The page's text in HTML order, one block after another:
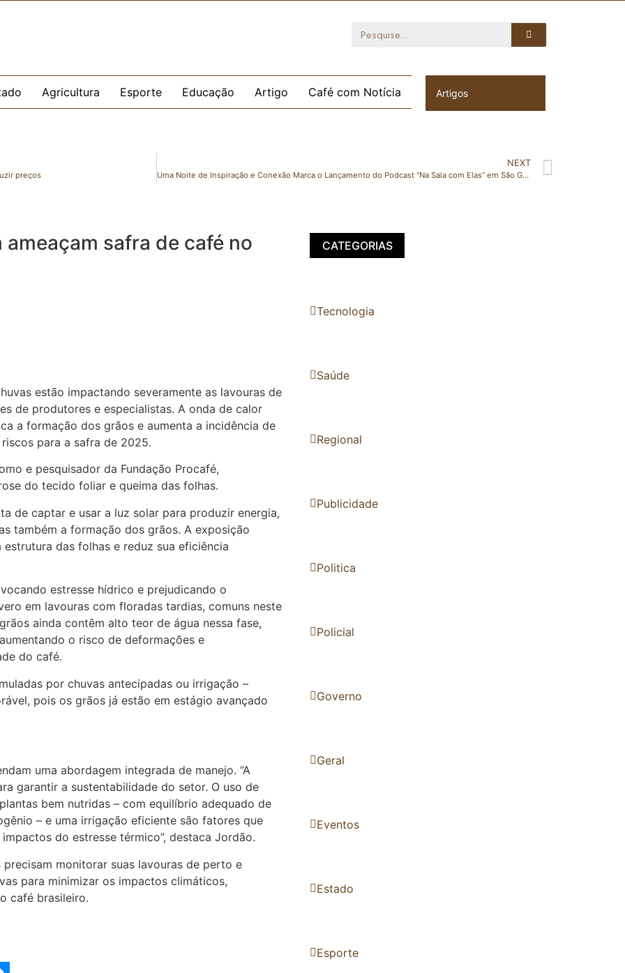
Agricultura Esporte Educação Artigo Café com Notícia Artigos
preços
NEXT
Uma Noite de Inspiração e Conexão Marca o Lançamento do Podcast “Na Sala com Elas” em São Gabriel da Palha
safra de café no
estão impactando severamente as lavouras de
de produtores e especialistas. A onda de calor
a formação dos grãos e aumenta a incidência de
para a safra de 2025.
e pesquisador da Fundação Procafé,
do tecido foliar e queima das folhas.
de captar e usar a luz solar para produzir energia,
também a formação dos grãos. A exposição
das folhas e reduz sua eficiência
estresse hídrico e prejudicando o
em lavouras com floradas tardias, comuns neste
ainda contêm alto teor de água nessa fase,
o risco de deformações e
do café.
por chuvas antecipadas ou irrigação –
pois os grãos já estão em estágio avançado
uma abordagem integrada de manejo. “A
garantir a sustentabilidade do setor. O uso de
bem nutridas – com equilíbrio adequado de
– e uma irrigação eficiente são fatores que
do estresse térmico”, destaca Jordão.
monitorar suas lavouras de perto e
para minimizar os impactos climáticos,
café brasileiro.
CATEGORIAS
Tecnologia
Saúde
Regional
Publicidade
Politica
Policial
Governo
Geral
Eventos
Estado
Esporte